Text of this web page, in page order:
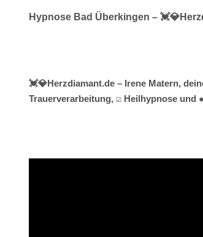
Hypnose Bad Überkingen –
💓️💎Herzdiamant.de – Irene Matern,
Trauerverarbeitung, ☑️ Heilhypnose und